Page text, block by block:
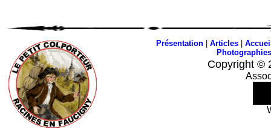
Présentation| Articles|
Photographies
Copyright ©